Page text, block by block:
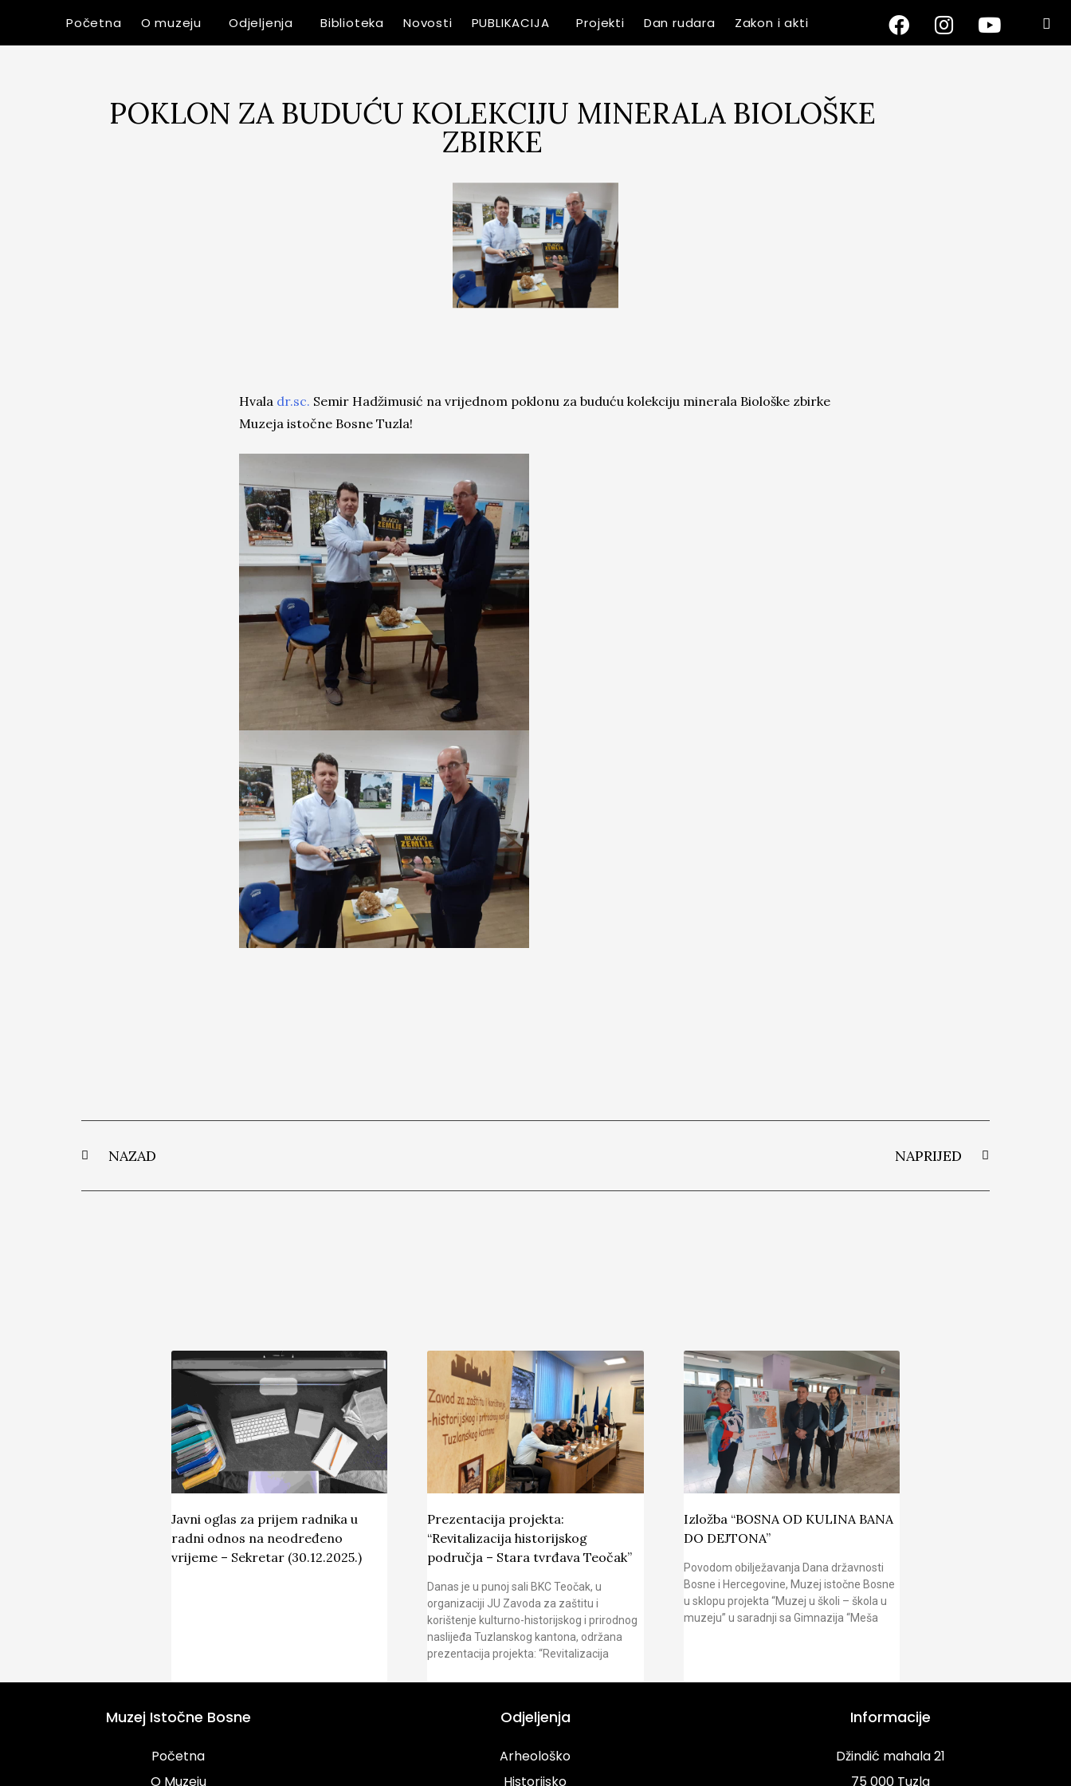
Početna O muzeju Odjeljenja Biblioteka Novosti PUBLIKACIJA Projekti Dan rudara Zakon i akti
POKLON ZA BUDUĆU KOLEKCIJU MINERALA BIOLOŠKE
ZBIRKE
Hvala dr.sc. Semir Hadžimusić na vrijednom poklonu za buduću kolekciju minerala Biološke zbirke
Muzeja istočne Bosne Tuzla!
NAZAD NAPRIJED
Javni oglas za prijem radnika u
radni odnos na neodređeno
vrijeme – Sekretar (30.12.2025.)
Prezentacija projekta:
“Revitalizacija historijskog
područja – Stara tvrđava Teočak”
Danas je u punoj sali BKC Teočak, u
organizaciji JU Zavoda za zaštitu i
korištenje kulturno-historijskog i prirodnog
naslijeđa Tuzlanskog kantona, održana
prezentacija projekta: “Revitalizacija
Izložba “BOSNA OD KULINA BANA
DO DEJTONA”
Povodom obilježavanja Dana državnosti
Bosne i Hercegovine, Muzej istočne Bosne
u sklopu projekta “Muzej u školi – škola u
muzeju” u saradnji sa Gimnazija “Meša
Muzej Istočne Bosne
Početna
O Muzeju
Odjeljenja
Arheološko
Historijsko
Informacije
Džindić mahala 21
75 000 Tuzla